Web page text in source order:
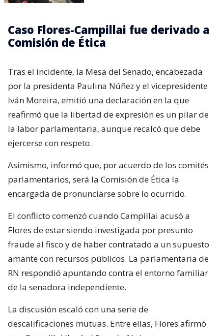
Caso Flores-Campillai fue derivado a
Comisión de Ética
Tras el incidente, la Mesa del Senado, encabezada
por la presidenta Paulina Núñez y el vicepresidente
Iván Moreira, emitió una declaración en la que
reafirmó que la libertad de expresión es un pilar de
la labor parlamentaria, aunque recalcó que debe
ejercerse con respeto.
Asimismo, informó que, por acuerdo de los comités
parlamentarios, será la Comisión de Ética la
encargada de pronunciarse sobre lo ocurrido.
El conflicto comenzó cuando Campillai acusó a
Flores de estar siendo investigada por presunto
fraude al fisco y de haber contratado a un supuesto
amante con recursos públicos. La parlamentaria de
RN respondió apuntando contra el entorno familiar
de la senadora independiente.
La discusión escaló con una serie de
descalificaciones mutuas. Entre ellas, Flores afirmó